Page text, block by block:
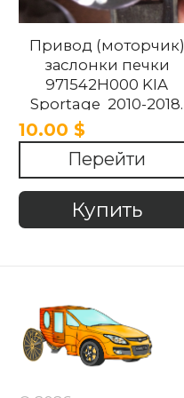
Привод (моторчик)
заслонки печки
971542H000 KIA
Sportage 2010-2018.
10.00 $
Перейти
Купить